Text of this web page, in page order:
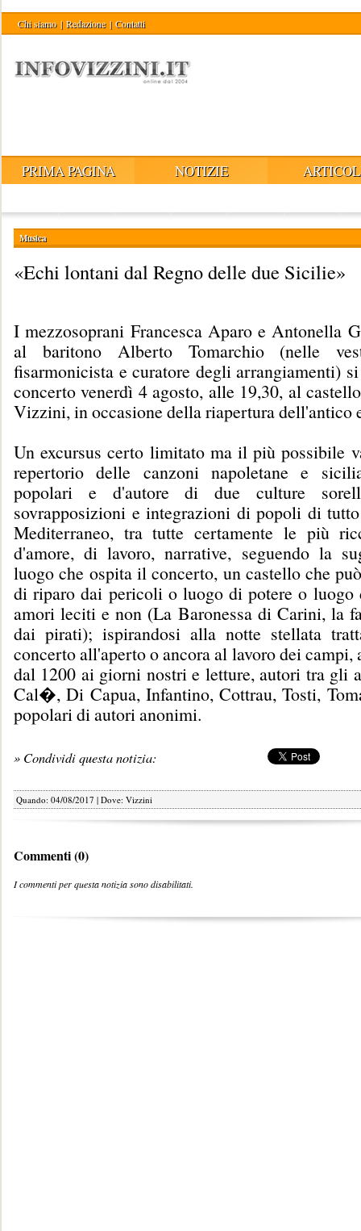
Chi siamo | Redazione | Contatti
PRIMA PAGINA NOTIZIE
Musica
«Echi lontani dal Regno delle due Sicilie»
I mezzosoprani Francesca Aparo e Antonella
al baritono Alberto Tomarchio (nelle
fisarmonicista e curatore degli arrangiamenti)
concerto venerdì 4 agosto, alle 19,30, al
Vizzini, in occasione della riapertura dell'antico
Un excursus certo limitato ma il più possibile
repertorio delle canzoni napoletane e
popolari e d'autore di due culture
sovrapposizioni e integrazioni di popoli di
Mediterraneo, tra tutte certamente le più
d'amore, di lavoro, narrative, seguendo la
luogo che ospita il concerto, un castello che
di riparo dai pericoli o luogo di potere o luogo
amori leciti e non (La Baronessa di Carini, la
dai pirati); ispirandosi alla notte stellata
concerto all'aperto o ancora al lavoro dei campi,
dal 1200 ai giorni nostri e letture, autori tra gli
Cal�, Di Capua, Infantino, Cottrau, Tosti,
popolari di autori anonimi.
» Condividi questa notizia:
Quando: 04/08/2017 | Dove: Vizzini
Commenti (0)
I commenti per questa notizia sono disabilitati.